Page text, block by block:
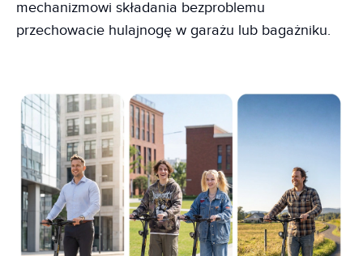
mechanizmowi składania bezproblemu
przechowacie hulajnogę w garażu lub bagażniku.